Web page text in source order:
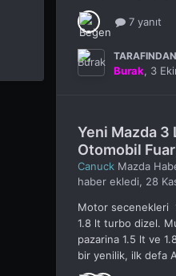
7 yanıt
Burak, 3
Yeni Mazda 3
Otomobil
Canuck Mazda
haber ekledi, 28
Motor secenekleri
1.8 lt turbo dizel.
pazarina 1.5 lt ve
bir yenilik, ilk defa